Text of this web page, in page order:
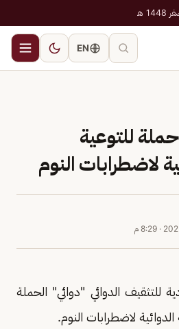
EN
للتوعية
لاضطرابات النوم
· 8:29 م
للتثقيف الدوائي "دوائي" الحملة
لاضطرابات النوم.